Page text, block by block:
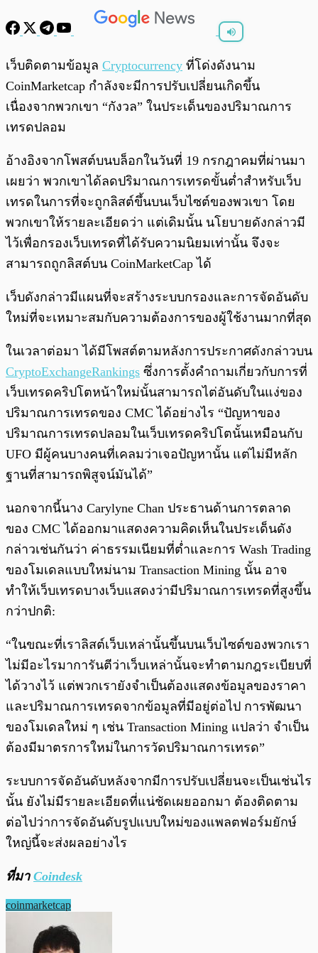
พร้อมเล่น
เว็บติดตามข้อมูล Cryptocurrency ที่โด่งดังนาม
CoinMarketcap กำลังจะมีการปรับเปลี่ยนเกิดขึ้น
เนื่องจากพวกเขา “กังวล” ในประเด็นของปริมาณการ
เทรดปลอม
อ้างอิงจากโพสต์บนบล็อกในวันที่ 19 กรกฎาคมที่ผ่านมา
เผยว่า พวกเขาได้ลดปริมาณการเทรดขั้นต่ำสำหรับเว็บ
เทรดในการที่จะถูกลิสต์ขึ้นบนเว็บไซต์ของพวเขา โดย
พวกเขาให้รายละเอียดว่า แต่เดิมนั้น นโยบายดังกล่าวมี
ไว้เพื่อกรองเว็บเทรดที่ได้รับความนิยมเท่านั้น จึงจะ
สามารถถูกลิสต์บน CoinMarketCap ได้
เว็บดังกล่าวมีแผนที่จะสร้างระบบกรองและการจัดอันดับ
ใหม่ที่จะเหมาะสมกับความต้องการของผู้ใช้งานมากที่สุด
ในเวลาต่อมา ได้มีโพสต์ตามหลังการประกาศดังกล่าวบน
CryptoExchangeRankings ซึ่งการตั้งคำถามเกี่ยวกับการที่
เว็บเทรดคริปโตหน้าใหม่นั้นสามารถไต่อันดับในแง่ของ
ปริมาณการเทรดของ CMC ได้อย่างไร “ปัญหาของ
ปริมาณการเทรดปลอมในเว็บเทรดคริปโตนั้นเหมือนกับ
UFO มีผู้คนบางคนที่เคลมว่าเจอปัญหานั้น แต่ไม่มีหลัก
ฐานที่สามารถพิสูจน์มันได้”
นอกจากนี้นาง Carylyne Chan ประธานด้านการตลาด
ของ CMC ได้ออกมาแสดงความคิดเห็นในประเด็นดัง
กล่าวเช่นกันว่า ค่าธรรมเนียมที่ต่ำและการ Wash Trading
ของโมเดลแบบใหม่นาม Transaction Mining นั้น อาจ
ทำให้เว็บเทรดบางเว็บแสดงว่ามีปริมาณการเทรดที่สูงขึ้น
กว่าปกติ:
“ในขณะที่เราลิสต์เว็บเหล่านั้นขึ้นบนเว็บไซต์ของพวกเรา
ไม่มีอะไรมาการันตีว่าเว็บเหล่านั้นจะทำตามกฎระเบียบที่
ได้วางไว้ แต่พวกเรายังจำเป็นต้องแสดงข้อมูลของราคา
และปริมาณการเทรดจากข้อมูลที่มีอยู่ต่อไป การพัฒนา
ของโมเดลใหม่ ๆ เช่น Transaction Mining แปลว่า จำเป็น
ต้องมีมาตรการใหม่ในการวัดปริมาณการเทรด”
ระบบการจัดอันดับหลังจากมีการปรับเปลี่ยนจะเป็นเช่นไร
นั้น ยังไม่มีรายละเอียดที่แน่ชัดเผยออกมา ต้องติดตาม
ต่อไปว่าการจัดอันดับรูปแบบใหม่ของแพลตฟอร์มยักษ์
ใหญ่นี้จะส่งผลอย่างไร
ที่มา Coindesk
coinmarketcap